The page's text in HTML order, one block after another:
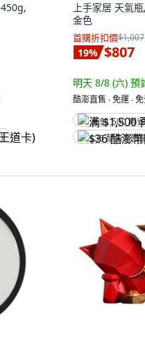
上手家居 天氣
金色
首購折扣價$1,007
19% $807
明天 8/8 (六) 預
酷澎直售 ∙ 免運 ∙
满 $1,500 再
$36 酷澎幣回